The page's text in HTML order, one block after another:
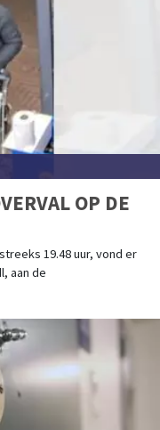
OP DE
19.48 uur, vond er
aan de